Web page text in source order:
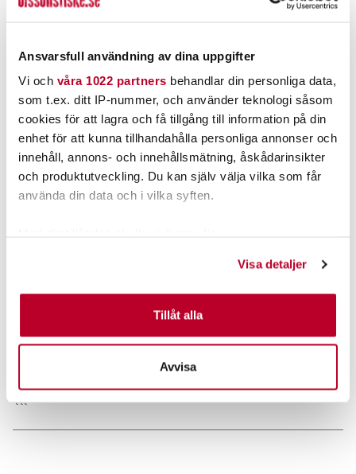
Ansvarsfull användning av dina uppgifter
Vi och våra 1022 partners behandlar din personliga data,
som t.ex. ditt IP-nummer, och använder teknologi såsom
cookies för att lagra och få tillgång till information på din
enhet för att kunna tillhandahålla personliga annonser och
innehåll, annons- och innehållsmätning, åskådarinsikter
och produktutveckling. Du kan själv välja vilka som får
använda din data och i vilka syften.
Identifiera din enhet genom att aktivt skanna den för
specifika kännetecken (fingeravtryck)
Ta reda på mer om hur dina personliga uppgifter
Du kan ändra eller dra tillbaka ditt samtycke när som
helst från cookie-förklaringen.
Vi använder enhetsidentifierare för att anpassa innehållet
Visa detaljer
Tillåt alla
Avvisa
```